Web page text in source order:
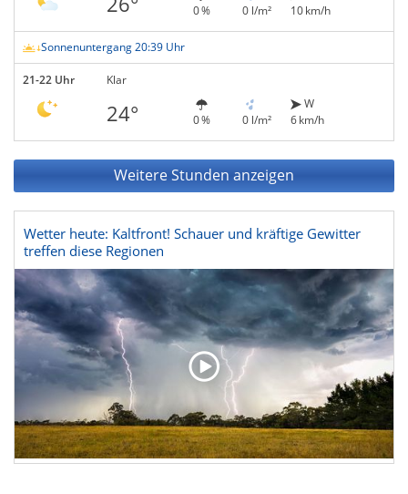
0 % 0 l/m²
10 km/h
Sonnenuntergang 20:39 Uhr
21-22 Uhr Klar
24° 0 % 0 l/m²
W
6 km/h
Weitere Stunden anzeigen
Wetter heute: Kaltfront! Schauer und kräftige Gewitter
treffen diese Regionen